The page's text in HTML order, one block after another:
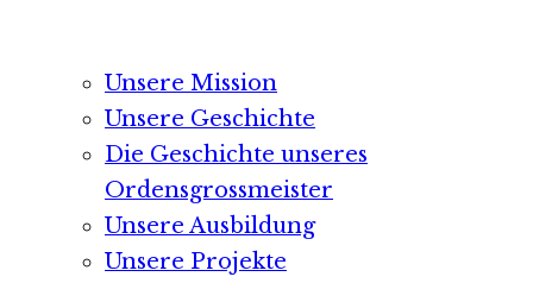
Unsere Mission
Unsere Geschichte
Die Geschichte unseres
Ordensgrossmeister
Unsere Ausbildung
Unsere Projekte